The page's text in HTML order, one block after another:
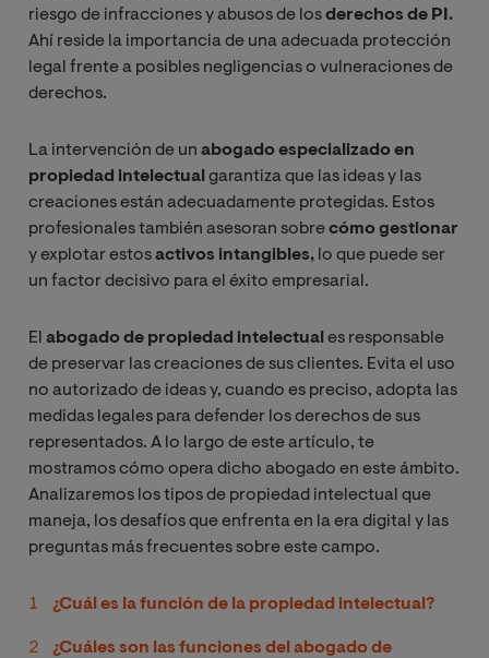
riesgo de infracciones y abusos de losderechos de PI.
Ahí reside la importancia de una adecuada protección
legal frente a posibles negligencias o vulneraciones de
derechos.
La intervención de un abogado especializado en
propiedad intelectual garantiza que las ideas y las
creaciones están adecuadamente protegidas. Estos
profesionales también asesoran sobrecómo gestionar
y explotar estosactivos intangibles, lo que puede ser
un factor decisivo para el éxito empresarial.
El abogado de propiedad intelectual es responsable
de preservar las creaciones de sus clientes. Evita el uso
no autorizado de ideas y, cuando es preciso, adopta las
medidas legales para defender los derechos de sus
representados. A lo largo de este artículo, te
mostramos cómo opera dicho abogado en este ámbito.
Analizaremos los tipos de propiedad intelectual que
maneja, los desafíos que enfrenta en la era digital y las
preguntas más frecuentes sobre este campo.
¿Cuál es la función de la propiedad intelectual?
¿Cuáles son las funciones del abogado de